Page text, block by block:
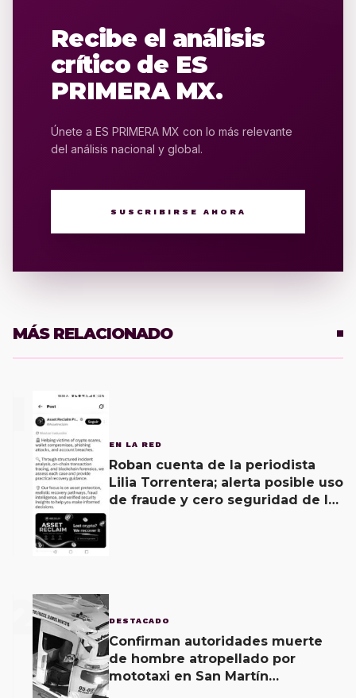
Recibe el análisis
crítico de ES
PRIMERA MX.
Únete a ES PRIMERA MX con lo más relevante
del análisis nacional y global.
SUSCRIBIRSE AHORA
MÁS RELACIONADO
EN LA RED
Roban cuenta de la periodista
Lilia Torrentera; alerta posible uso
de fraude y cero seguridad de la
2 DESTACADO
Confirman autoridades muerte
de hombre atropellado por
mototaxi en San Martín